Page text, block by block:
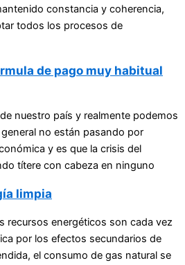
constancia y coherencia,
todos los procesos de
de pago muy habitual
nuestro país y realmente podemos
no están pasando por
y es que la crisis del
títere con cabeza en ninguno
limpia
recursos energéticos son cada vez
por los efectos secundarios de
el consumo de gas natural se